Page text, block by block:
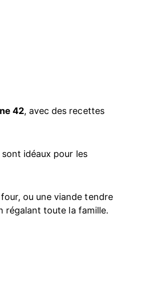
42, avec des recettes
idéaux pour les
ou une viande tendre
régalant toute la famille.